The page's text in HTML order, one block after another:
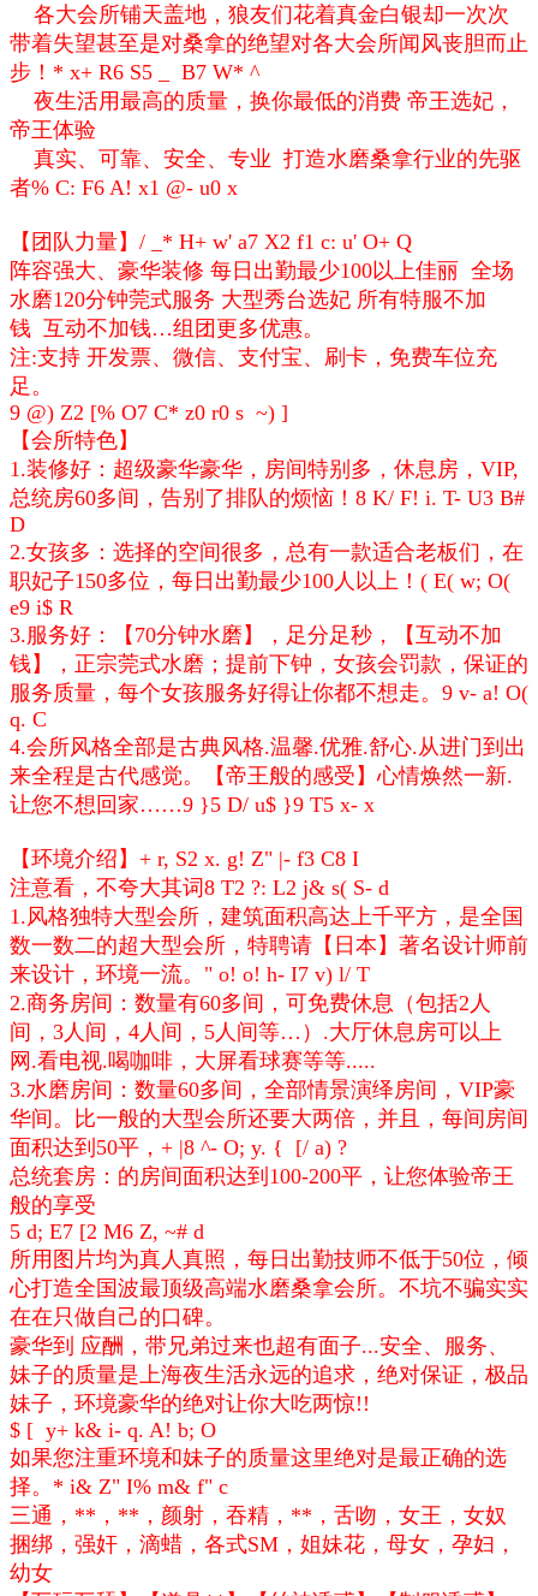
各大会所铺天盖地，狼友们花着真金白银却一次次
带着失望甚至是对桑拿的绝望对各大会所闻风丧胆而止
步！ * x+ R6 S5 _ B7 W* ^
夜生活用最高的质量，换你最低的消费 帝王选妃，
帝王体验
真实、可靠、安全、专业 打造水磨桑拿行业的先驱
者% C: F6 A! x1 @- u0 x
【团队力量】 / _* H+ w' a7 X2 f1 c: u' O+ Q
阵容强大、豪华装修 每日出勤最少100以上佳丽 全场
水磨120分钟莞式服务 大型秀台选妃 所有特服不加
钱 互动不加钱…组团更多优惠。
注:支持 开发票、微信、支付宝、刷卡，免费车位充
足。
9 @) Z2 [% O7 C* z0 r0 s ~) ]
【会所特色】
1.装修好：超级豪华豪华，房间特别多，休息房，VIP,
总统房60多间，告别了排队的烦恼！ 8 K/ F! i. T- U3 B#
D
2.女孩多：选择的空间很多，总有一款适合老板们，在
职妃子150多位，每日出勤最少100人以上！ ( E( w; O(
e9 i$ R
3.服务好：【70分钟水磨】，足分足秒，【互动不加
钱】，正宗莞式水磨；提前下钟，女孩会罚款，保证的
服务质量，每个女孩服务好得让你都不想走。 9 v- a! O(
q. C
4.会所风格全部是古典风格.温馨.优雅.舒心.从进门到出
来全程是古代感觉。【帝王般的感受】心情焕然一新.
让您不想回家……9 }5 D/ u$ }9 T5 x- x
【环境介绍】 + r, S2 x. g! Z" |- f3 C8 I
注意看，不夸大其词8 T2 ?: L2 j& s( S- d
1.风格独特大型会所，建筑面积高达上千平方，是全国
数一数二的超大型会所，特聘请【日本】著名设计师前
来设计，环境一流。 " o! o! h- I7 v) l/ T
2.商务房间：数量有60多间，可免费休息（包括2人
间，3人间，4人间，5人间等…）.大厅休息房可以上
网.看电视.喝咖啡，大屏看球赛等等.....
3.水磨房间：数量60多间，全部情景演绎房间，VIP豪
华间。比一般的大型会所还要大两倍，并且，每间房间
面积达到50平， + |8 ^- O; y. { [/ a) ?
总统套房：的房间面积达到100-200平，让您体验帝王
般的享受
5 d; E7 [2 M6 Z, ~# d
所用图片均为真人真照，每日出勤技师不低于50位，倾
心打造全国波最顶级高端水磨桑拿会所。不坑不骗实实
在在只做自己的口碑。
豪华到 应酬，带兄弟过来也超有面子...安全、服务、
妹子的质量是上海夜生活永远的追求，绝对保证，极品
妹子，环境豪华的绝对让你大吃两惊!!
$ [ y+ k& i- q. A! b; O
如果您注重环境和妹子的质量这里绝对是最正确的选
择。 * i& Z" I% m& f" c
三通，**，**，颜射，吞精，**，舌吻，女王，女奴
捆绑，强奸，滴蜡，各式SM，姐妹花，母女，孕妇，
幼女